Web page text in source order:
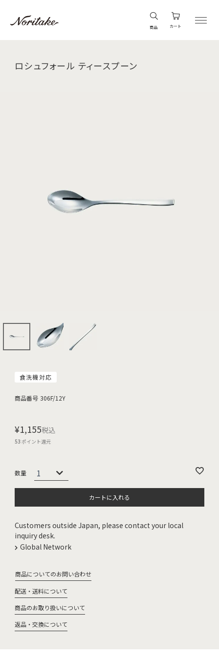
商品 カート
ロシュフォール ティースプーン
食洗機対応
商品番号 306F/12Y
¥1,155税込
53ポイント還元
カートに入れる
Customers outside Japan, please contact your local
inquiry desk.
Global Network
商品についてのお問い合わせ
配送・送料について
商品のお取り扱いについて
返品・交換について